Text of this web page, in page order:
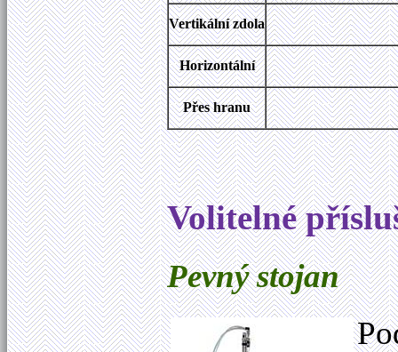
Vertikální zdola
Horizontální
Přes hranu
Volitelné
Pevný stojan